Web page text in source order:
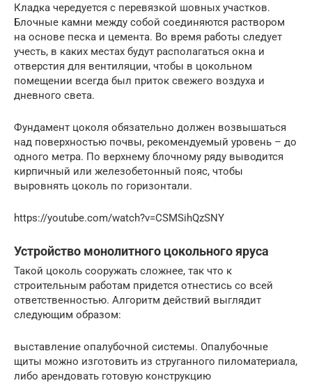
Кладка чередуется с перевязкой шовных участков.
Блочные камни между собой соединяются раствором
на основе песка и цемента. Во время работы следует
учесть, в каких местах будут располагаться окна и
отверстия для вентиляции, чтобы в цокольном
помещении всегда был приток свежего воздуха и
дневного света.
Фундамент цоколя обязательно должен возвышаться
над поверхностью почвы, рекомендуемый уровень – до
одного метра. По верхнему блочному ряду выводится
кирпичный или железобетонный пояс, чтобы
выровнять цоколь по горизонтали.
https://youtube.com/watch?v=CSMSihQzSNY
Устройство монолитного цокольного яруса
Такой цоколь сооружать сложнее, так что к
строительным работам придется отнестись со всей
ответственностью. Алгоритм действий выглядит
следующим образом:
выставление опалубочной системы. Опалубочные
щиты можно изготовить из струганного пиломатериала,
либо арендовать готовую конструкцию